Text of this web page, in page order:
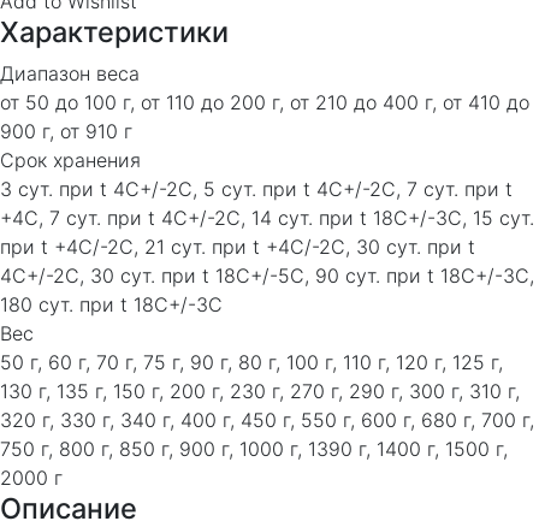
Характеристики
Диапазон веса
от 50 до 100 г, от 110 до 200 г, от 210 до 400 г, от 410 до
900 г, от 910 г
Срок хранения
3 сут. при t 4C+/-2C, 5 сут. при t 4C+/-2C, 7 сут. при t
+4C, 7 сут. при t 4C+/-2C, 14 сут. при t 18C+/-3C, 15 сут.
при t +4C/-2C, 21 сут. при t +4C/-2C, 30 сут. при t
4C+/-2C, 30 сут. при t 18C+/-5C, 90 сут. при t 18C+/-3C,
180 сут. при t 18C+/-3C
Вес
50 г, 60 г, 70 г, 75 г, 90 г, 80 г, 100 г, 110 г, 120 г, 125 г,
130 г, 135 г, 150 г, 200 г, 230 г, 270 г, 290 г, 300 г, 310 г,
320 г, 330 г, 340 г, 400 г, 450 г, 550 г, 600 г, 680 г, 700 г,
750 г, 800 г, 850 г, 900 г, 1000 г, 1390 г, 1400 г, 1500 г,
2000 г
Описание